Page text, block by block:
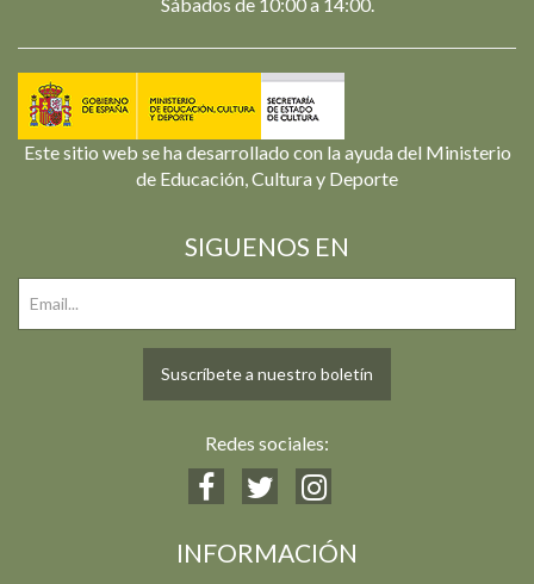
Este sitio web se ha desarrollado con la ayuda del Ministerio
de Educación, Cultura y Deporte
SIGUENOS EN
Suscríbete a nuestro boletín
Redes sociales:
INFORMACIÓN